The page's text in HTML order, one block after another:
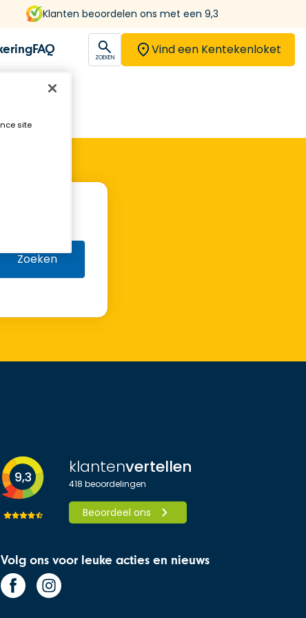
Klanten beoordelen ons met een 9,3
FAQ open
ZOEKEN
Vind een Kentekenloket
Zoeken
9,3 klantenvertellen
418 beoordelingen
Beoordeel ons
Volg ons voor leuke acties en nieuws
site